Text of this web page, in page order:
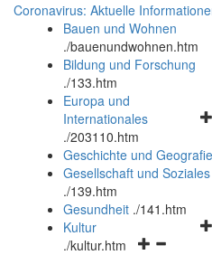
Coronavirus: Aktuelle
Bauen und Wohnen
./bauenundwohnen.htm
Bildung und Forschung
./133.htm
und
Europa und
Internationales
./203110.htm
Geschichte und Geografie
Gesellschaft und Soziales
./139.htm
Gesundheit ./141.htm
Kultur
./kultur.htm